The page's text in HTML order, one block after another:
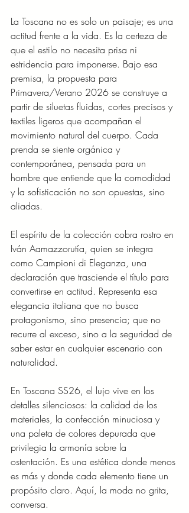
La Toscana no es solo un paisaje; es una
actitud frente a la vida. Es la certeza de
que el estilo no necesita prisa ni
estridencia para imponerse. Bajo esa
premisa, la propuesta para
Primavera/Verano 2026 se construye a
partir de siluetas fluidas, cortes precisos y
textiles ligeros que acompañan el
movimiento natural del cuerpo. Cada
prenda se siente orgánica y
contemporánea, pensada para un
hombre que entiende que la comodidad
y la sofisticación no son opuestas, sino
aliadas.
El espíritu de la colección cobra rostro en
Iván Aamazzorutía, quien se integra
como Campioni di Eleganza, una
declaración que trasciende el título para
convertirse en actitud. Representa esa
elegancia italiana que no busca
protagonismo, sino presencia; que no
recurre al exceso, sino a la seguridad de
saber estar en cualquier escenario con
naturalidad.
En Toscana SS26, el lujo vive en los
detalles silenciosos: la calidad de los
materiales, la confección minuciosa y
una paleta de colores depurada que
privilegia la armonía sobre la
ostentación. Es una estética donde menos
es más y donde cada elemento tiene un
propósito claro. Aquí, la moda no grita,
conversa.